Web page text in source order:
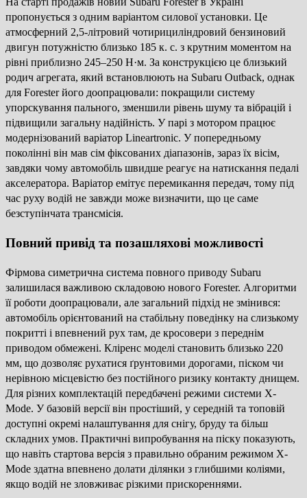
пропонується з одним варіантом силової установки. Це
атмосферний 2,5-літровий чотирициліндровий бензиновий
двигун потужністю близько 185 к. с. з крутним моментом на
рівні приблизно 245–250 Н·м. За конструкцією це близький
родич агрегата, який встановлюють на Subaru Outback, однак
для Forester його доопрацювали: покращили систему
упорскування пального, зменшили рівень шуму та вібрацій і
підвищили загальну надійність. У парі з мотором працює
модернізований варіатор Lineartronic. У попередньому
поколінні він мав сім фіксованих діапазонів, зараз їх вісім,
завдяки чому автомобіль швидше реагує на натискання педалі
акселератора. Варіатор емітує перемикання передач, тому під
час руху водій не завжди може визначити, що це саме
безступінчата трансмісія.
Повний привід та позашляхові можливості
Фірмова симетрична система повного приводу Subaru
залишилася важливою складовою нового Forester. Алгоритми
її роботи доопрацювали, але загальний підхід не змінився:
автомобіль орієнтований на стабільну поведінку на слизькому
покритті і впевнений рух там, де кросовери з переднім
приводом обмежені. Кліренс моделі становить близько 220
мм, що дозволяє рухатися ґрунтовими дорогами, піском чи
нерівною місцевістю без постійного ризику контакту днищем.
Для різних комплектацій передбачені режими системи X-
Mode. У базовій версії він простіший, у середній та топовій
доступні окремі налаштування для снігу, бруду та більш
складних умов. Практичні випробування на піску показують,
що навіть стартова версія з правильно обраним режимом X-
Mode здатна впевнено долати ділянки з глибшими коліями,
якщо водій не зловживає різкими прискореннями.